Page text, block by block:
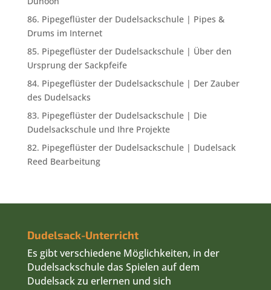
Es gibt verschiedene Möglichkeiten, in der
Dudelsackschule das Spielen auf dem
Dudelsack zu erlernen und sich
weiterzubilden:
Online-Unterricht
Präsenzunterricht
Online-Workshops
Präsenzworkshops
Das Dudelsack-Lehrbuch
Die Lern-App
Lehrvideos
Wir beraten Sie gern.
Über die Dudelsackschule